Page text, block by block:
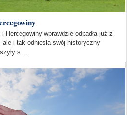
Hercegowiny wprawdzie odpadła już z
i tak odniosła swój historyczny
si...